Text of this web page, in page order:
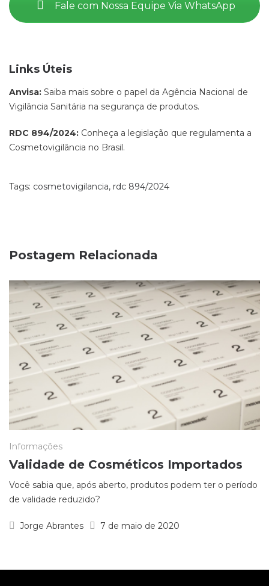
Fale com Nossa Equipe Via WhatsApp
Links Úteis
Anvisa: Saiba mais sobre o papel da Agência Nacional de
Vigilância Sanitária na segurança de produtos.
RDC 894/2024: Conheça a legislação que regulamenta a
Cosmetovigilância no Brasil.
Tags: cosmetovigilancia, rdc 894/2024
Postagem Relacionada
Informações
Validade de Cosméticos Importados
Você sabia que, após aberto, produtos podem ter o período
de validade reduzido?
Jorge Abrantes 7 de maio de 2020